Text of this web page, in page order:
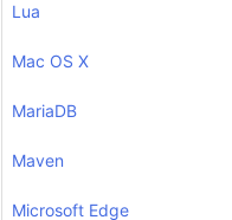
Lua
Mac OS X
MariaDB
Maven
Microsoft Edge